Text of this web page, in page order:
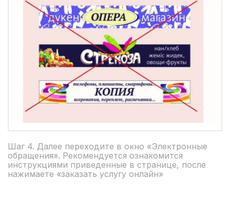
Шаг 4. Далее переходите в окно «Электронные
обращения». Рекомендуется ознакомится
инструкциями приведенные в странице, после
нажимаете «заказать услугу онлайн»